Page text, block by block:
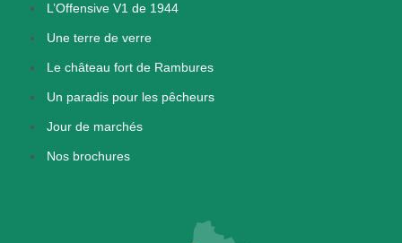
L’Offensive V1 de 1944
Une terre de verre
Le château fort de Rambures
Un paradis pour les pêcheurs
Jour de marchés
Nos brochures